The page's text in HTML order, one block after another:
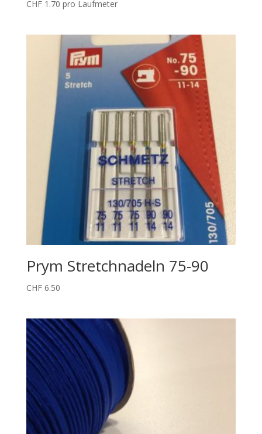
CHF1.70 pro Laufmeter
Prym Stretchnadeln 75-90
CHF6.50